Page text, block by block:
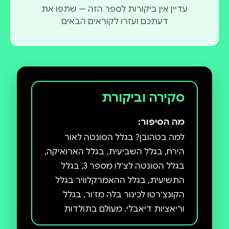
עדיין אין ביקורות לספר הזה — שתפו את
דעתכם ועזרו לקוראים הבאים
סקירה וביקורת
מה הסיפור:
למה בטהובן? בגלל הסונטה לאור
הירח, בגלל השביעית, בגלל הארואיקה,
בגלל הסונטה לצ׳לו מספר 3, בגלל
התשיעית, בגלל ההאמרקלוויר בגלל
הקונצ׳רטו לכינור בלה מז׳ור, בגלל
וריאציות דיאבלי. מעולם בתולדות
המוזיקה ״לא היה מלחין שגאוניותו